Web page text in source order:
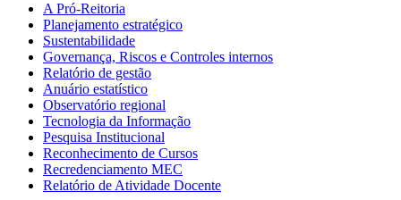
A Pró-Reitoria
Planejamento estratégico
Sustentabilidade
Governança, Riscos e Controles internos
Relatório de gestão
Anuário estatístico
Observatório regional
Tecnologia da Informação
Pesquisa Institucional
Reconhecimento de Cursos
Recredenciamento MEC
Relatório de Atividade Docente